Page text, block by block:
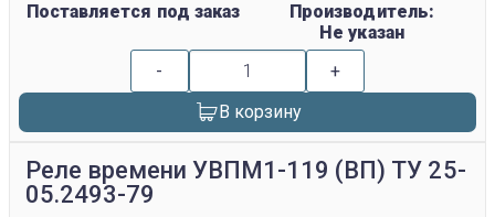
Поставляется под заказ
Производитель:
Не указан
-
+
В корзину
Реле времени УВПМ1-119 (ВП) ТУ 25-
05.2493-79